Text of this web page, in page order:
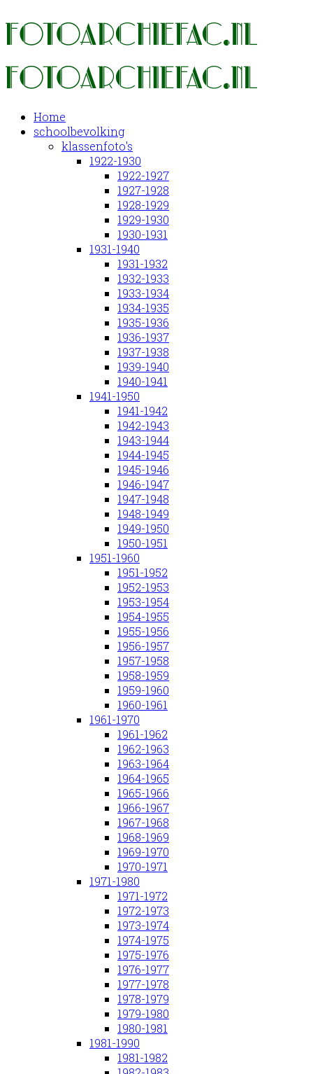
Home
schoolbevolking
klassenfoto's
1922-1930
1922-1927
1927-1928
1928-1929
1929-1930
1930-1931
1931-1940
1931-1932
1932-1933
1933-1934
1934-1935
1935-1936
1936-1937
1937-1938
1939-1940
1940-1941
1941-1950
1941-1942
1942-1943
1943-1944
1944-1945
1945-1946
1946-1947
1947-1948
1948-1949
1949-1950
1950-1951
1951-1960
1951-1952
1952-1953
1953-1954
1954-1955
1955-1956
1956-1957
1957-1958
1958-1959
1959-1960
1960-1961
1961-1970
1961-1962
1962-1963
1963-1964
1964-1965
1965-1966
1966-1967
1967-1968
1968-1969
1969-1970
1970-1971
1971-1980
1971-1972
1972-1973
1973-1974
1974-1975
1975-1976
1976-1977
1977-1978
1978-1979
1979-1980
1980-1981
1981-1990
1981-1982